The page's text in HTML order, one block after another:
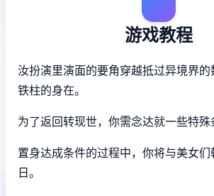
游戏教程
汝扮演里演面的要角穿越抵过异境界
铁柱的身在。
为了返回转现世，你需念达就一些特殊
置身达成条件的过程中， 你将与美女们
日。